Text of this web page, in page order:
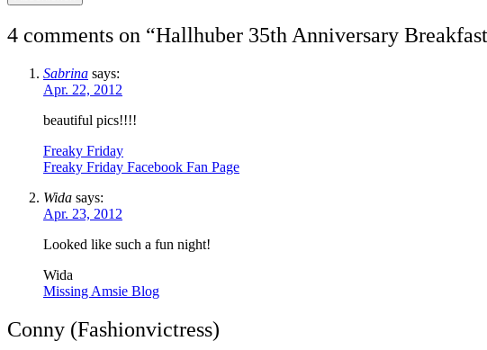
4 comments on “Hallhuber 35th Anniversary Breakfast
Sabrina says:
Apr. 22, 2012
beautiful pics!!!!
Freaky Friday
Freaky Friday Facebook Fan Page
Wida says:
Apr. 23, 2012
Looked like such a fun night!
Wida
Missing Amsie Blog
Conny (Fashionvictress)